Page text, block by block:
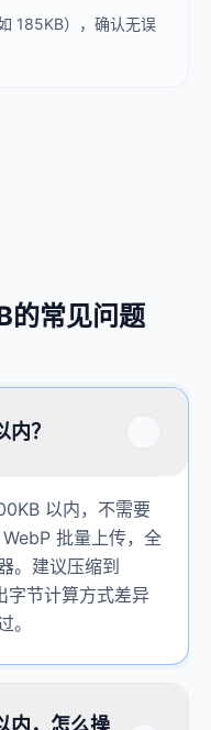
185KB），确认无误
的常见问题
？
以内，不需要
批量上传，全
。建议压缩到
字节计算方式差异
。
内，怎么操